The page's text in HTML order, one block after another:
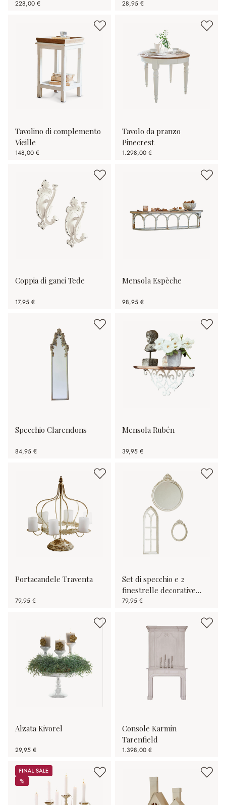
228,00 € 28,95 €
Tavolino di complemento
Vieille
148,00 €
Tavolo da pranzo
Pinecrest
1.298,00 €
Coppia di ganci Tede
17,95 €
Mensola Espèche
98,95 €
Specchio Clarendons
84,95 €
Mensola Rubén
39,95 €
Portacandele Traventa
79,95 €
Set di specchio e 2
finestrelle decorative
Morilev
79,95 €
Alzata Kivorel
29,95 €
Console Karmin
Tarenfield
1.398,00 €
Sale
%
%